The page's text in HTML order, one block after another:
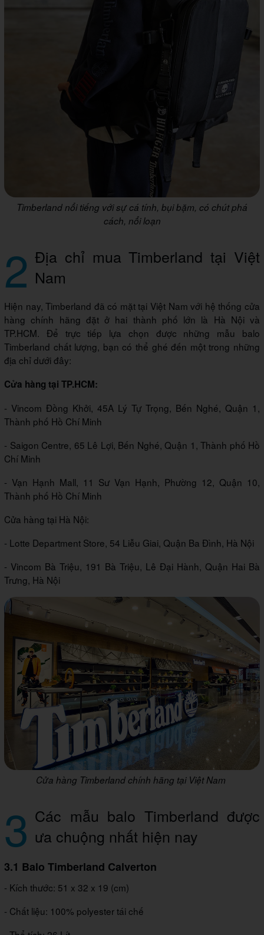
Timberland nổi tiếng với sự cá tính, bụi bặm, có chút phá
cách, nổi loạn
2 Địa chỉ mua Timberland tại Việt
Nam
Hiện nay, Timberland đã có mặt tại Việt Nam với hệ thống cửa
hàng chính hãng đặt ở hai thành phố lớn là Hà Nội và
TP.HCM. Để trực tiếp lựa chọn được những mẫu balo
Timberland chất lượng, bạn có thể ghé đến một trong những
địa chỉ dưới đây:
Cửa hàng tại TP.HCM:
- Vincom Đồng Khởi, 45A Lý Tự Trọng, Bến Nghé, Quận 1,
Thành phố Hồ Chí Minh
- Saigon Centre, 65 Lê Lợi, Bến Nghé, Quận 1, Thành phố Hồ
Chí Minh
- Vạn Hạnh Mall, 11 Sư Vạn Hạnh, Phường 12, Quận 10,
Thành phố Hồ Chí Minh
Cửa hàng tại Hà Nội:
- Lotte Department Store, 54 Liễu Giai, Quận Ba Đình, Hà Nội
- Vincom Bà Triệu, 191 Bà Triệu, Lê Đại Hành, Quận Hai Bà
Trưng, Hà Nội
Cửa hàng Timberland chính hãng tại Việt Nam
3 Các mẫu balo Timberland được
ưa chuộng nhất hiện nay
3.1 Balo Timberland Calverton
- Kích thước: 51 x 32 x 19 (cm)
- Chất liệu: 100% polyester tái chế